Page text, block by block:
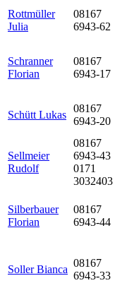
Rottmüller
Julia
08167
6943-62
Schranner
Florian
08167
6943-17
Schütt Lukas
08167
6943-20
Sellmeier
Rudolf
08167
6943-43
0171
3032403
Silberbauer
Florian
08167
6943-44
Soller Bianca
08167
6943-33